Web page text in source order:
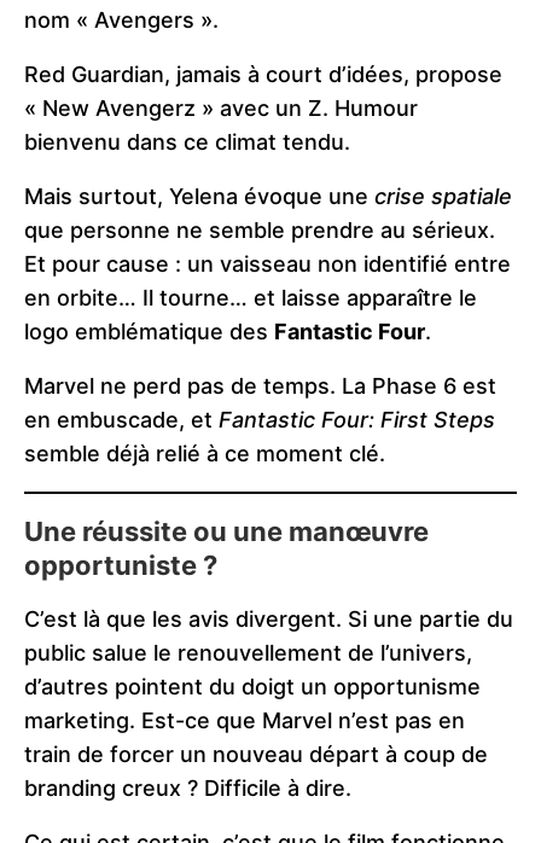
nom « Avengers ».
Red Guardian, jamais à court d’idées, propose
« New Avengerz » avec un Z. Humour
bienvenu dans ce climat tendu.
Mais surtout, Yelena évoque une crise spatiale
que personne ne semble prendre au sérieux.
Et pour cause : un vaisseau non identifié entre
en orbite… Il tourne… et laisse apparaître le
logo emblématique des Fantastic Four.
Marvel ne perd pas de temps. La Phase 6 est
en embuscade, et Fantastic Four: First Steps
semble déjà relié à ce moment clé.
Une réussite ou une manœuvre
opportuniste ?
C’est là que les avis divergent. Si une partie du
public salue le renouvellement de l’univers,
d’autres pointent du doigt un opportunisme
marketing. Est-ce que Marvel n’est pas en
train de forcer un nouveau départ à coup de
branding creux ? Difficile à dire.